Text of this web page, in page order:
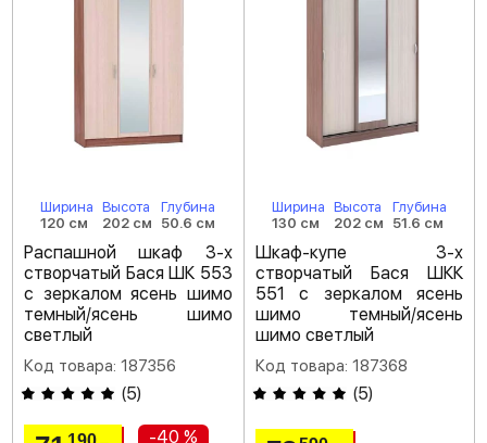
Ширина
120 см
Высота
202 см
Глубина
50.6 см
Распашной шкаф 3-х
створчатый Бася ШК 553
с зеркалом ясень шимо
темный/ясень шимо
светлый
Код товара: 187356
(5)
-40 %
Ширина
130 см
Высота
202 см
Глубина
51.6 см
Шкаф-купе 3-х
створчатый Бася ШКК
551 с зеркалом ясень
шимо темный/ясень
шимо светлый
Код товара: 187368
(5)